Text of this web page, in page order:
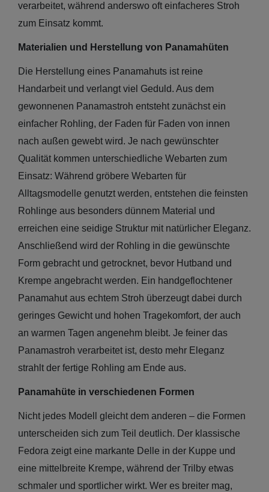
Caps
Sale: Caps
mit
Ohrenschutz
verarbeitet, während anderswo oft einfacheres Stroh
zum Einsatz kommt.
Materialien und Herstellung von Panamahüten
Die Herstellung eines Panamahuts ist reine
Handarbeit und verlangt viel Geduld. Aus dem
gewonnenen Panamastroh entsteht zunächst ein
einfacher Rohling, der Faden für Faden von innen
nach außen gewebt wird. Je nach gewünschter
Qualität kommen unterschiedliche Webarten zum
Einsatz: Während gröbere Webarten für
Alltagsmodelle genutzt werden, entstehen die feinsten
Rohlinge aus besonders dünnem Material und
erreichen eine seidige Struktur mit natürlicher Eleganz.
Anschließend wird der Rohling in die gewünschte
Form gebracht und getrocknet, bevor Hutband und
Krempe angebracht werden. Ein handgeflochtener
Panamahut aus echtem Stroh überzeugt dabei durch
geringes Gewicht und hohen Tragekomfort, der auch
an warmen Tagen angenehm bleibt. Je feiner das
Panamastroh verarbeitet ist, desto mehr Eleganz
strahlt der fertige Rohling am Ende aus.
Panamahüte in verschiedenen Formen
Nicht jedes Modell gleicht dem anderen – die Formen
unterscheiden sich zum Teil deutlich. Der klassische
Fedora zeigt eine markante Delle in der Kuppe und
eine mittelbreite Krempe, während der Trilby etwas
schmaler und sportlicher wirkt. Wer es breiter mag,